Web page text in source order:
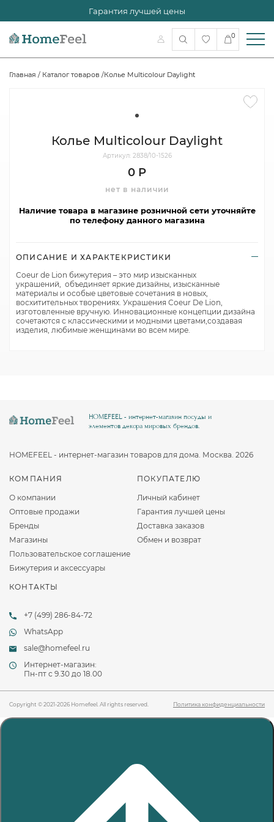
Гарантия лучшей цены
0
Главная / Каталог товаров /Колье Multicolour Daylight
Колье Multicolour Daylight
Артикул: 2838/10-1526
0 Р
нет в наличии
Наличие товара в магазине розничной сети уточняйте
по телефону данного магазина
ОПИСАНИЕ И ХАРАКТЕКРИСТИКИ
Coeur de Lion бижутерия – это мир изысканных
украшений, объединяет яркие дизайны, изысканные
материалы и особые цветовые сочетания в новых,
восхитительных творениях. Украшения Coeur De Lion,
изготовленные вручную. Инновационные концепции дизайна
сочетаются с классическими и модными цветами,создавая
изделия, любимые женщинами во всем мире.
КОМПАНИЯ
О компании
Оптовые продажи
Бренды
Магазины
Пользовательское соглашение
Бижутерия и аксессуары
ПОКУПАТЕЛЮ
Личный кабинет
Гарантия лучшей цены
Доставка заказов
Обмен и возврат
КОНТАКТЫ
+7 (499) 286-84-72
WhatsApp
sale@homefeel.ru
Интернет-магазин:
Пн-пт c 9.30 до 18.00
HOMEFEEL - интернет-магазин посуды и
элементов декора мировых брендов.
HOMEFEEL - интернет-магазин товаров для дома. Москва. 2026
Copyright © 2021-2026 Homefeel. All rights reserved. Политика конфиденциальности